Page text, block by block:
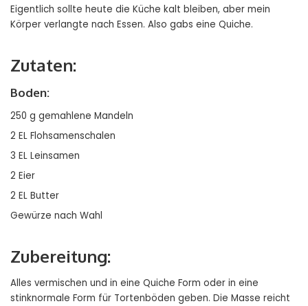
Eigentlich sollte heute die Küche kalt bleiben, aber mein
Körper verlangte nach Essen. Also gabs eine Quiche.
Zutaten:
Boden:
250 g gemahlene Mandeln
2 EL Flohsamenschalen
3 EL Leinsamen
2 Eier
2 EL Butter
Gewürze nach Wahl
Zubereitung:
Alles vermischen und in eine Quiche Form oder in eine
stinknormale Form für Tortenböden geben. Die Masse reicht